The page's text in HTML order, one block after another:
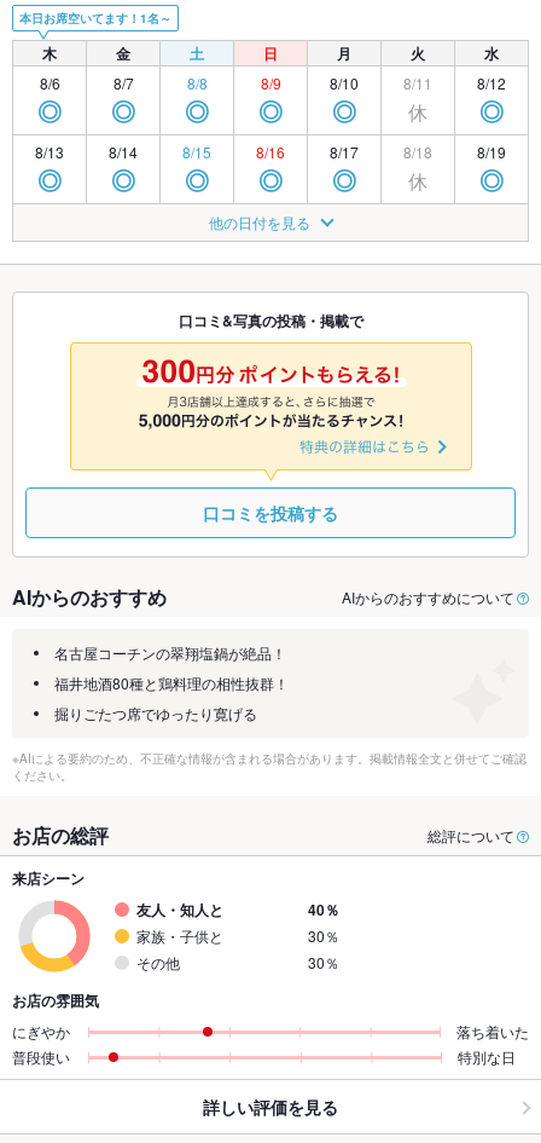
本日お席空いてます！1名～
木 金 土 日 月 火 水
8/6
◎
8/7
◎
8/8
◎
8/9
◎
8/10
◎
8/11
休
8/12
◎
8/13
◎
8/14
◎
8/15
◎
8/16
◎
8/17
◎
8/18
休
8/19
◎
◎ ◎
8/22
◎
8/23
◎
8/24
◎ 休 ◎
8/27 8/28 8/29
◎
8/30
◎
8/31
◎
9/1 9/2
9/5
◎ ◎ ◎
他の日付を見る
口コミ&写真の投稿・掲載で
口コミを投稿する
AIからのおすすめ AIからのおすすめについて
名古屋コーチンの翠翔塩鍋が絶品！
福井地酒80種と鶏料理の相性抜群！
掘りごたつ席でゆったり寛げる
※AIによる要約のため、不正確な情報が含まれる場合があります。掲載情報全文と併せてご確認
ください。
お店の総評 総評について
来店シーン
友人・知人と
40％
家族・子供と
30％
その他
30％
お店の雰囲気
にぎやか
落ち着いた
普段使い
特別な日
詳しい評価を見る